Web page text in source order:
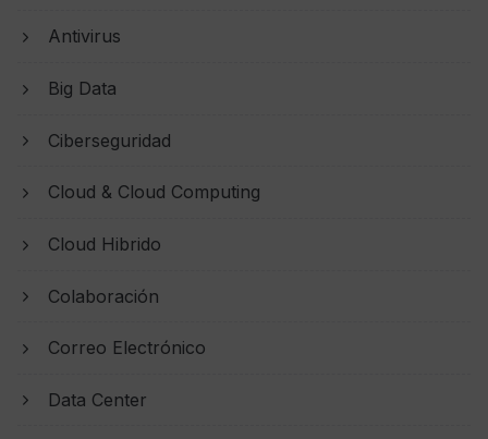
Antivirus
Big Data
Ciberseguridad
Cloud & Cloud Computing
Cloud Hibrido
Colaboración
Correo Electrónico
Data Center